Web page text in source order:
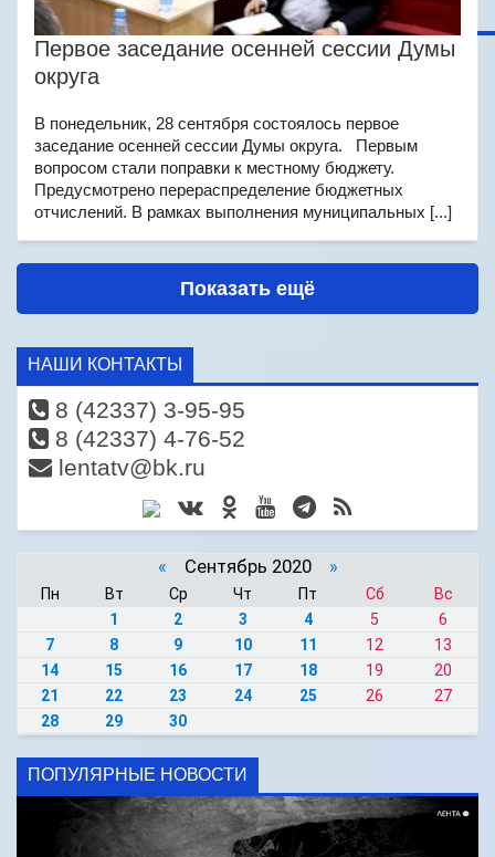
Первое заседание осенней сессии Думы
округа
В понедельник, 28 сентября состоялось первое
заседание осенней сессии Думы округа. Первым
вопросом стали поправки к местному бюджету.
Предусмотрено перераспределение бюджетных
отчислений. В рамках выполнения муниципальных [...]
Показать ещё
НАШИ КОНТАКТЫ
8 (42337) 3-95-95
8 (42337) 4-76-52
lentatv@bk.ru
« Сентябрь 2020 »
Пн Вт Ср Чт Пт Сб
Вс
1
2 3 4 5
6
7
8 9 10 11 12
13
14
15 16 17 18 19
20
21
22 23 24 25 26
27
28
29 30
ПОПУЛЯРНЫЕ НОВОСТИ